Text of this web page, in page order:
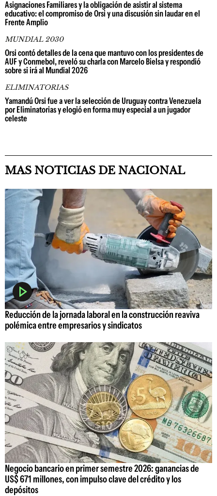
Asignaciones Familiares y la obligación de asistir al sistema
educativo: el compromiso de Orsi y una discusión sin laudar en el
Frente Amplio
MUNDIAL 2030
Orsi contó detalles de la cena que mantuvo con los presidentes de
AUF y Conmebol, reveló su charla con Marcelo Bielsa y respondió
sobre si irá al Mundial 2026
ELIMINATORIAS
Yamandú Orsi fue a ver la selección de Uruguay contra Venezuela
por Eliminatorias y elogió en forma muy especial a un jugador
celeste
MAS NOTICIAS DE NACIONAL
Reducción de la jornada laboral en la construcción reaviva
polémica entre empresarios y sindicatos
Negocio bancario en primer semestre 2026: ganancias de
US$ 671 millones, con impulso clave del crédito y los
depósitos